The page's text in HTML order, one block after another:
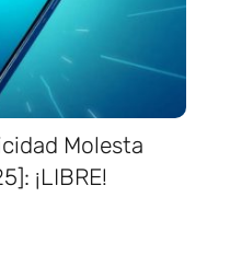
Molesta
¡LIBRE!